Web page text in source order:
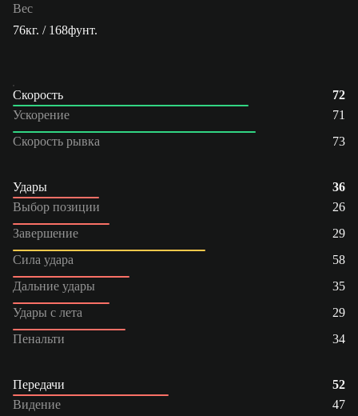
Вес
76кг. / 168фунт.
Скорость
72
Ускорение
71
Скорость рывка
73
Удары
36
Выбор позиции
26
Завершение
29
Сила удара
58
Дальние удары
35
Удары с лета
29
Пенальти
34
Передачи
52
Видение
47